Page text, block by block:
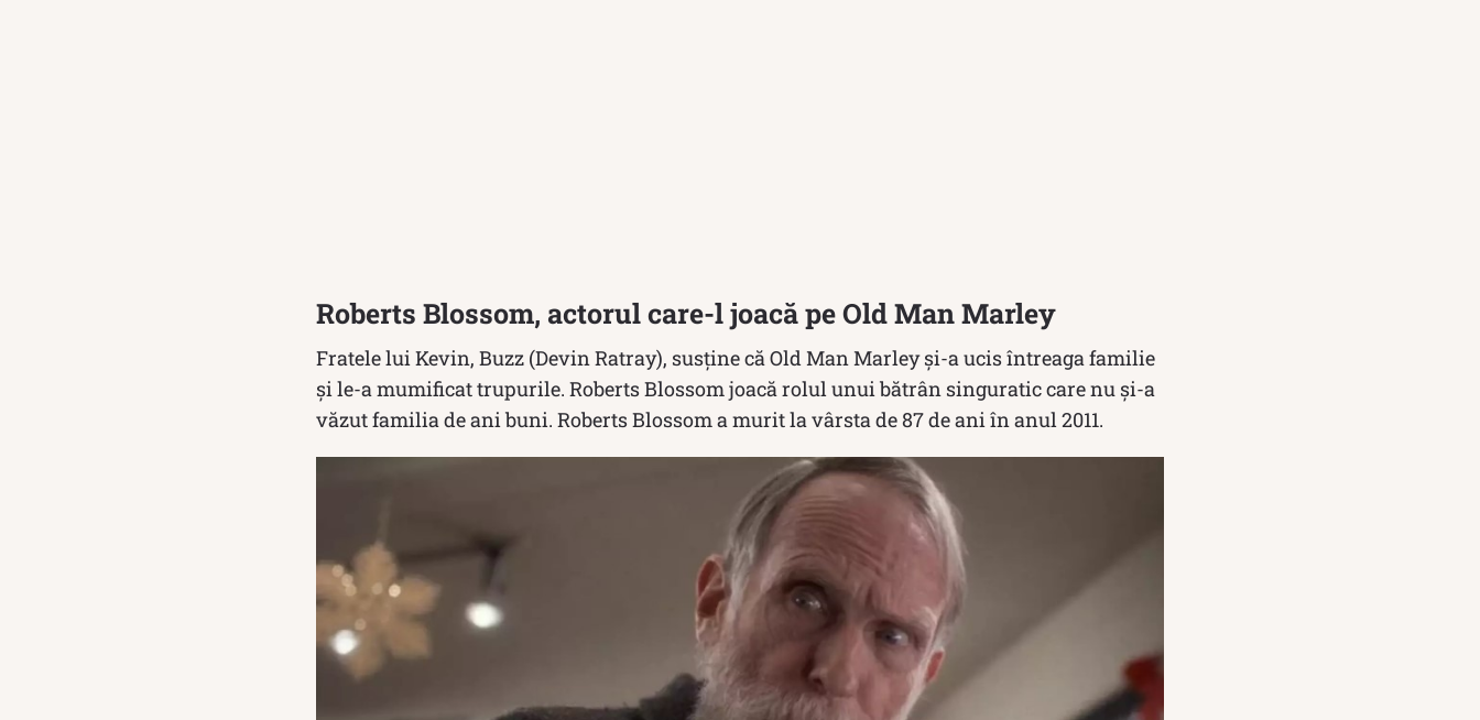
Roberts Blossom, actorul care-l joacă pe Old Man Marley
Fratele lui Kevin, Buzz (Devin Ratray), susține că Old Man Marley și-a ucis întreaga familie
și le-a mumificat trupurile. Roberts Blossom joacă rolul unui bătrân singuratic care nu și-a
văzut familia de ani buni. Roberts Blossom a murit la vârsta de 87 de ani în anul 2011.